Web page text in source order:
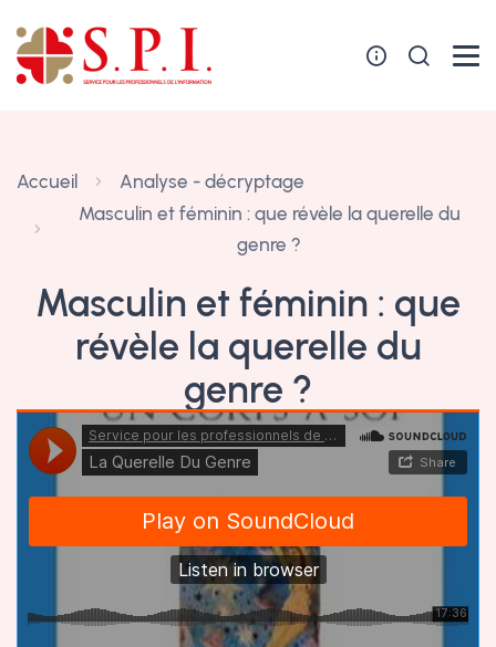
Accueil
Analyse - décryptage
Masculin et féminin : que révèle la querelle du
genre ?
Masculin et féminin : que
révèle la querelle du
genre ?
12 septembre 2021